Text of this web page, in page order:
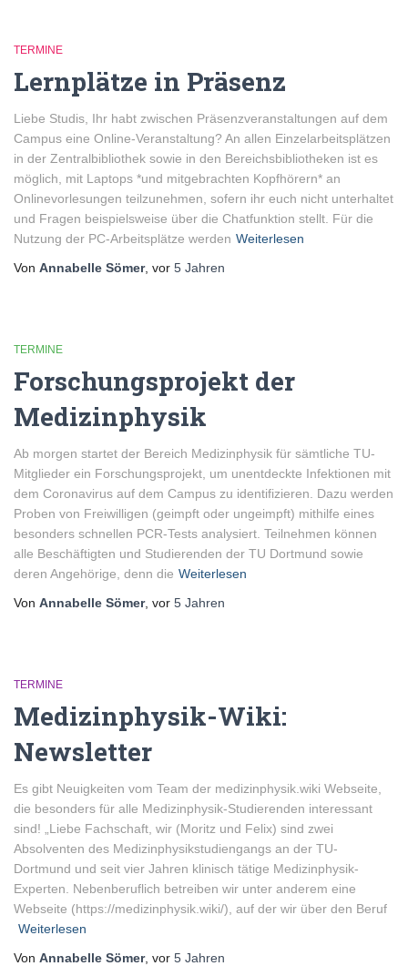
TERMINE
Lernplätze in Präsenz
Liebe Studis, Ihr habt zwischen Präsenzveranstaltungen auf dem
Campus eine Online-Veranstaltung? An allen Einzelarbeitsplätzen
in der Zentralbibliothek sowie in den Bereichsbibliotheken ist es
möglich, mit Laptops *und mitgebrachten Kopfhörern* an
Onlinevorlesungen teilzunehmen, sofern ihr euch nicht unterhaltet
und Fragen beispielsweise über die Chatfunktion stellt. Für die
Nutzung der PC-Arbeitsplätze werden Weiterlesen
Von Annabelle Sömer, vor 5 Jahren
TERMINE
Forschungsprojekt der
Medizinphysik
Ab morgen startet der Bereich Medizinphysik für sämtliche TU-
Mitglieder ein Forschungsprojekt, um unentdeckte Infektionen mit
dem Coronavirus auf dem Campus zu identifizieren. Dazu werden
Proben von Freiwilligen (geimpft oder ungeimpft) mithilfe eines
besonders schnellen PCR-Tests analysiert. Teilnehmen können
alle Beschäftigten und Studierenden der TU Dortmund sowie
deren Angehörige, denn die Weiterlesen
Von Annabelle Sömer, vor 5 Jahren
TERMINE
Medizinphysik-Wiki:
Newsletter
Es gibt Neuigkeiten vom Team der medizinphysik.wiki Webseite,
die besonders für alle Medizinphysik-Studierenden interessant
sind! „Liebe Fachschaft, wir (Moritz und Felix) sind zwei
Absolventen des Medizinphysikstudiengangs an der TU-
Dortmund und seit vier Jahren klinisch tätige Medizinphysik-
Experten. Nebenberuflich betreiben wir unter anderem eine
Webseite (https://medizinphysik.wiki/), auf der wir über den Beruf
Weiterlesen
Von Annabelle Sömer, vor 5 Jahren